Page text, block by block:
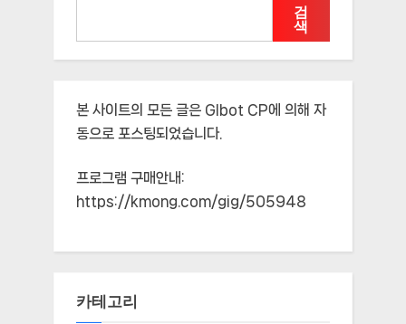
검
색
본 사이트의 모든 글은 Glbot CP에 의해 자
동으로 포스팅되었습니다.
프로그램 구매안내:
https://kmong.com/gig/505948
카테고리